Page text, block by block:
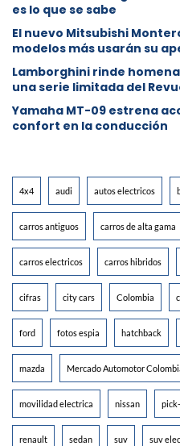
es lo que se sabe
⁠El nuevo Mitsubishi
modelos más usarán su
Lamborghini rinde
una serie limitada del
Yamaha MT-09 estrena
confort en la conducción
4x4 audi autos electricos
carros antiguos carros de alta gama
carros electricos carros hibridos
cifras city cars Colombia
ford fotos espia hatchback
mazda Mercado Automotor
movilidad electrica nissan
renault sedan suv suv